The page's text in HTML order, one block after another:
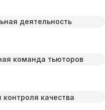
деятельность
команда тьюторов
контроля качества